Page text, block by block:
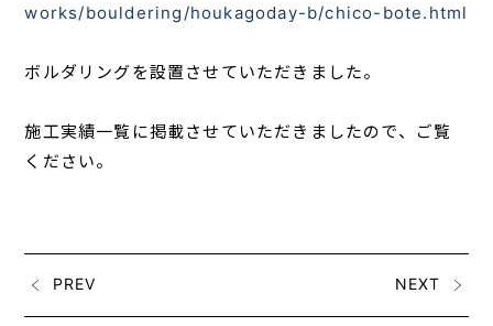
works/bouldering/houkagoday-b/chico-bote.html
ボルダリングを設置させていただきました。
施工実績一覧に掲載させていただきましたので、ご覧
ください。
PREV NEXT